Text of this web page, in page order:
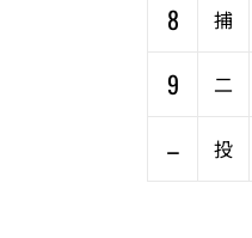
8
捕
9
二
–
投